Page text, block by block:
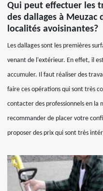
Qui peut effectuer les
des dallages à Meuzac
localités avoisinantes?
Les dallages sont les premières
venant de l'extérieur. En effet, il
accumuler. Il faut réaliser des
faire ces opérations qui sont très
contacter des professionnels en la
recommander de placer votre
proposer des prix qui sont très